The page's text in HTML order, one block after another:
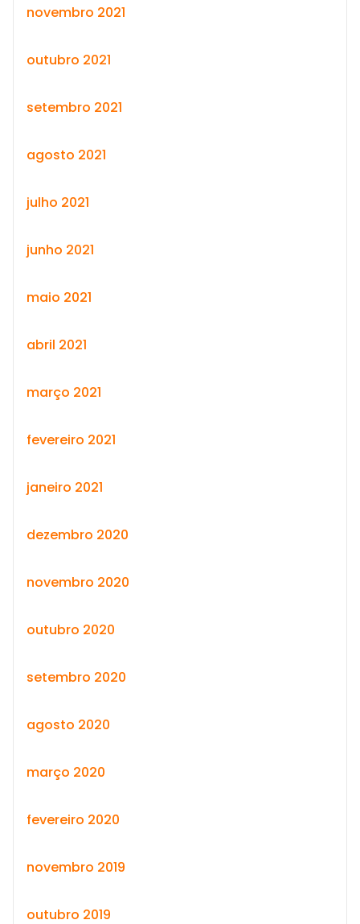
novembro 2021
outubro 2021
setembro 2021
agosto 2021
julho 2021
junho 2021
maio 2021
abril 2021
março 2021
fevereiro 2021
janeiro 2021
dezembro 2020
novembro 2020
outubro 2020
setembro 2020
agosto 2020
março 2020
fevereiro 2020
novembro 2019
outubro 2019